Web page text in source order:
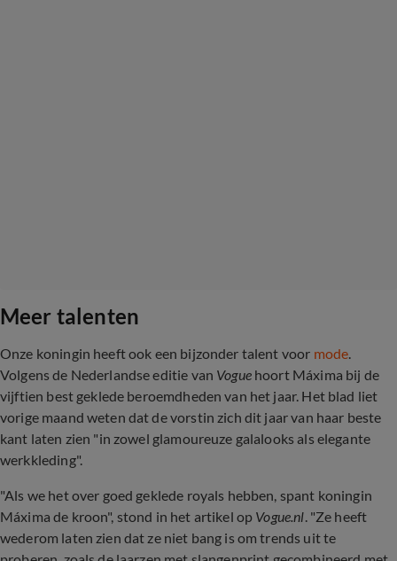
Meer talenten
Onze koningin heeft ook een bijzonder talent voor mode.
Volgens de Nederlandse editie van Vogue hoort Máxima bij de
vijftien best geklede beroemdheden van het jaar. Het blad liet
vorige maand weten dat de vorstin zich dit jaar van haar beste
kant laten zien "in zowel glamoureuze galalooks als elegante
werkkleding".
"Als we het over goed geklede royals hebben, spant koningin
Máxima de kroon", stond in het artikel op Vogue.nl. "Ze heeft
wederom laten zien dat ze niet bang is om trends uit te